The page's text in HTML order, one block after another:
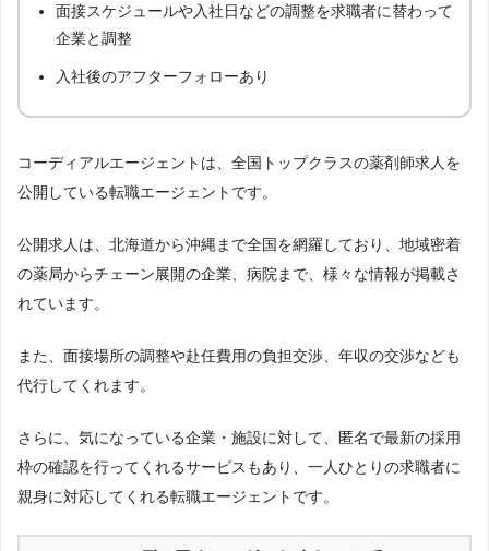
ブレイブ薬剤師
面接スケジュールや入社日などの調整を求職者に替わって
企業と調整
入社後のアフターフォローあり
コーディアルエージェントは、全国トップクラスの薬剤師求人を
公開している転職エージェントです。
公開求人は、北海道から沖縄まで全国を網羅しており、地域密着
の薬局からチェーン展開の企業、病院まで、様々な情報が掲載さ
れています。
また、面接場所の調整や赴任費用の負担交渉、年収の交渉なども
代行してくれます。
さらに、気になっている企業・施設に対して、匿名で最新の採用
枠の確認を行ってくれるサービスもあり、一人ひとりの求職者に
親身に対応してくれる転職エージェントです。